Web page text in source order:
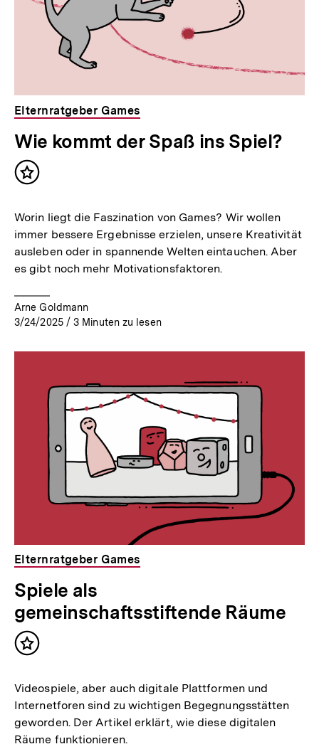
Elternratgeber Games
Wie kommt der Spaß ins Spiel?
Inhalt
Worin liegt die Faszination von Games? Wir wollen
immer bessere Ergebnisse erzielen, unsere Kreativität
ausleben oder in spannende Welten eintauchen. Aber
es gibt noch mehr Motivationsfaktoren.
Arne Goldmann
3/24/2025 / 3 Minuten zu lesen
Elternratgeber Games
Spiele als
gemeinschaftsstiftende Räume
Inhalt
Videospiele, aber auch digitale Plattformen und
Internetforen sind zu wichtigen Begegnungsstätten
geworden. Der Artikel erklärt, wie diese digitalen
Räume funktionieren.